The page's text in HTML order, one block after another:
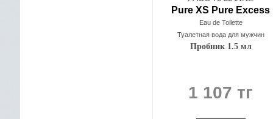
Pure XS Pure Excess
Eau de Toilette
Туалетная вода для мужчин
Пробник 1.5 мл
1 107 тг